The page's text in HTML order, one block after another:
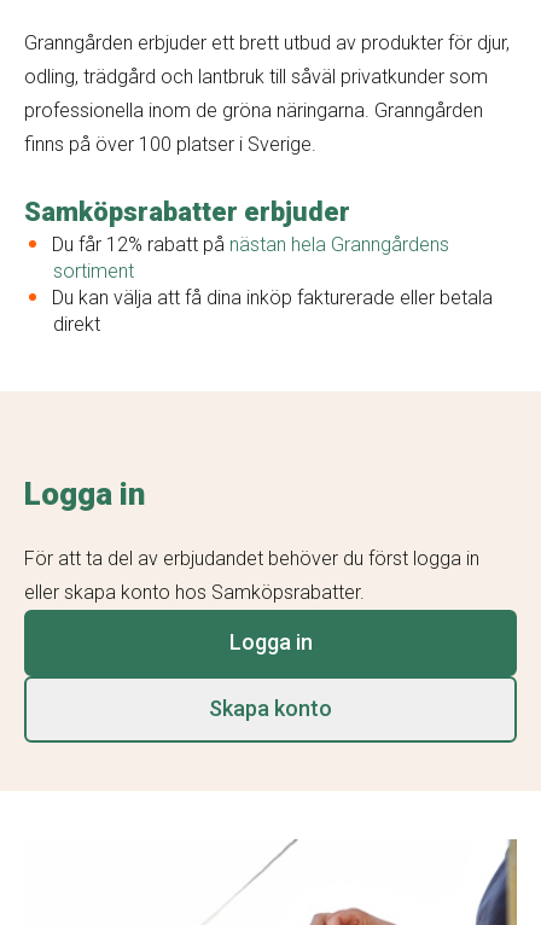
Granngården erbjuder ett brett utbud av produkter för djur,
odling, trädgård och lantbruk till såväl privatkunder som
professionella inom de gröna näringarna. Granngården
finns på över 100 platser i Sverige.
Samköpsrabatter erbjuder
Du får 12% rabatt på nästan hela Granngårdens
sortiment
Du kan välja att få dina inköp fakturerade eller betala
direkt
Logga in
För att ta del av erbjudandet behöver du först logga in
eller skapa konto hos Samköpsrabatter.
Logga in
Skapa konto